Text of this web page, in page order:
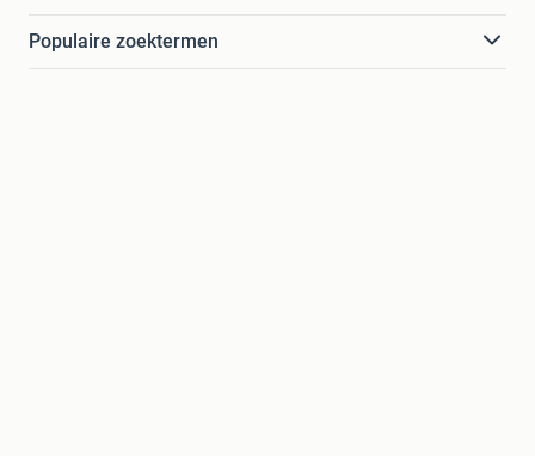
Populaire zoektermen